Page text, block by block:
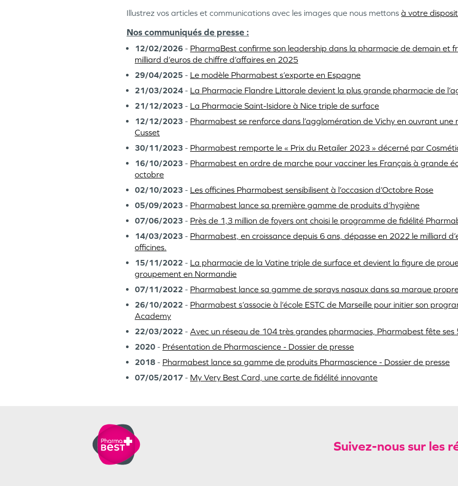
Illustrez vos articles et communications avec les images que nous mettons à votre
Nos communiqués de presse :
12/02/2026 - PharmaBest confirme son leadership dans la pharmacie de demain et
milliard d’euros de chiffre d’affaires en 2025
29/04/2025 - Le modèle Pharmabest s’exporte en Espagne
21/03/2024 - La Pharmacie Flandre Littorale devient la plus grande pharmacie de
21/12/2023 - La Pharmacie Saint-Isidore à Nice triple de surface
12/12/2023 - Pharmabest se renforce dans l’agglomération de Vichy en ouvrant une
Cusset
30/11/2023 - Pharmabest remporte le « Prix du Retailer 2023 » décerné par
16/10/2023 - Pharmabest en ordre de marche pour vacciner les Français à grande
octobre
02/10/2023 - Les officines Pharmabest sensibilisent à l’occasion d’Octobre Rose
05/09/2023 - Pharmabest lance sa première gamme de produits d’hygiène
07/06/2023 - Près de 1,3 million de foyers ont choisi le programme de fidélité
14/03/2023 - Pharmabest, en croissance depuis 6 ans, dépasse en 2022 le milliard
officines.
15/11/2022 - La pharmacie de la Vatine triple de surface et devient la figure de
groupement en Normandie
07/11/2022 - Pharmabest lance sa gamme de sprays nasaux dans sa marque
26/10/2022 - Pharmabest s’associe à l’école ESTC de Marseille pour initier son
Academy
22/03/2022 - Avec un réseau de 104 très grandes pharmacies, Pharmabest fête ses
2020 - Présentation de Pharmascience - Dossier de presse
2018 - Pharmabest lance sa gamme de produits Pharmascience - Dossier de presse
07/05/2017 - My Very Best Card, une carte de fidélité innovante
Suivez-nous sur les